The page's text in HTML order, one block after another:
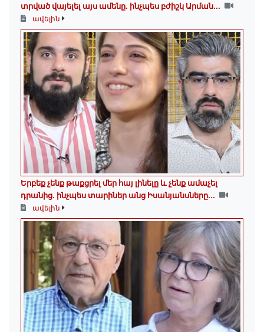
տրված վայելել այս ամենը․ ինչպես բժիշկ Արման...
ավելին
Երբեք չենք թաքցրել մեր հայ լինելը և չենք ամաչել
դրանից․ ինչպես տարիներ անց Իսանյանսները...
ավելին